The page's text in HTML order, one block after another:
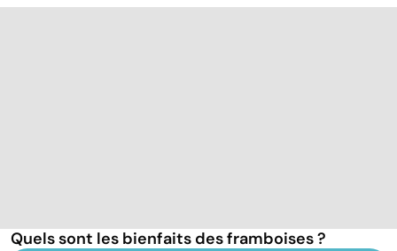
Quels sont les bienfaits des framboises ?